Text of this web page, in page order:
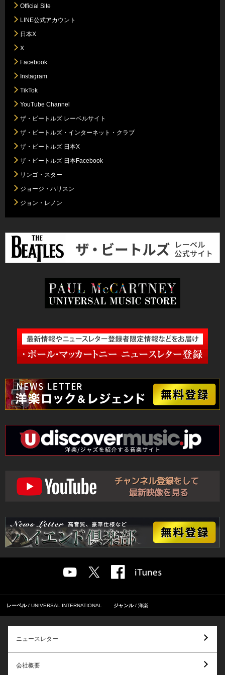
Official Site
LINE公式アカウント
日本X
X
Facebook
Instagram
TikTok
YouTube Channel
ザ・ビートルズ レーベルサイト
ザ・ビートルズ・インターネット・クラブ
ザ・ビートルズ 日本X
ザ・ビートルズ 日本Facebook
リンゴ・スター
ジョージ・ハリスン
ジョン・レノン
レーベル UNIVERSAL INTERNATIONAL ジャンル 洋楽
ニュースレター
会社概要